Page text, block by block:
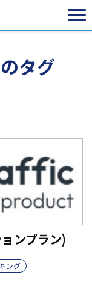
タグ
ンプラン)
ング